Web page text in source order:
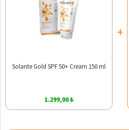
Solante Gold SPF 50+ Cream 150 ml
1.299,00 ₺
+